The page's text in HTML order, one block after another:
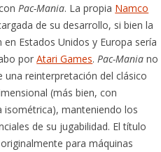
Pac-Mania. La propia Namco
de su desarrollo, si bien la
en Estados Unidos y Europa sería
porAtari Games. Pac-Mania no
una reinterpretación del clásico
(más bien, con
isométrica), manteniendo los
de su jugabilidad. El título
para máquinas